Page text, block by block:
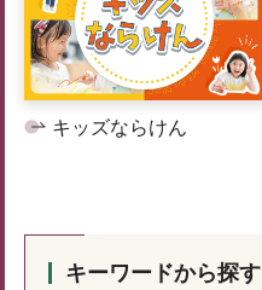
キッズならけん
キーワードから探す